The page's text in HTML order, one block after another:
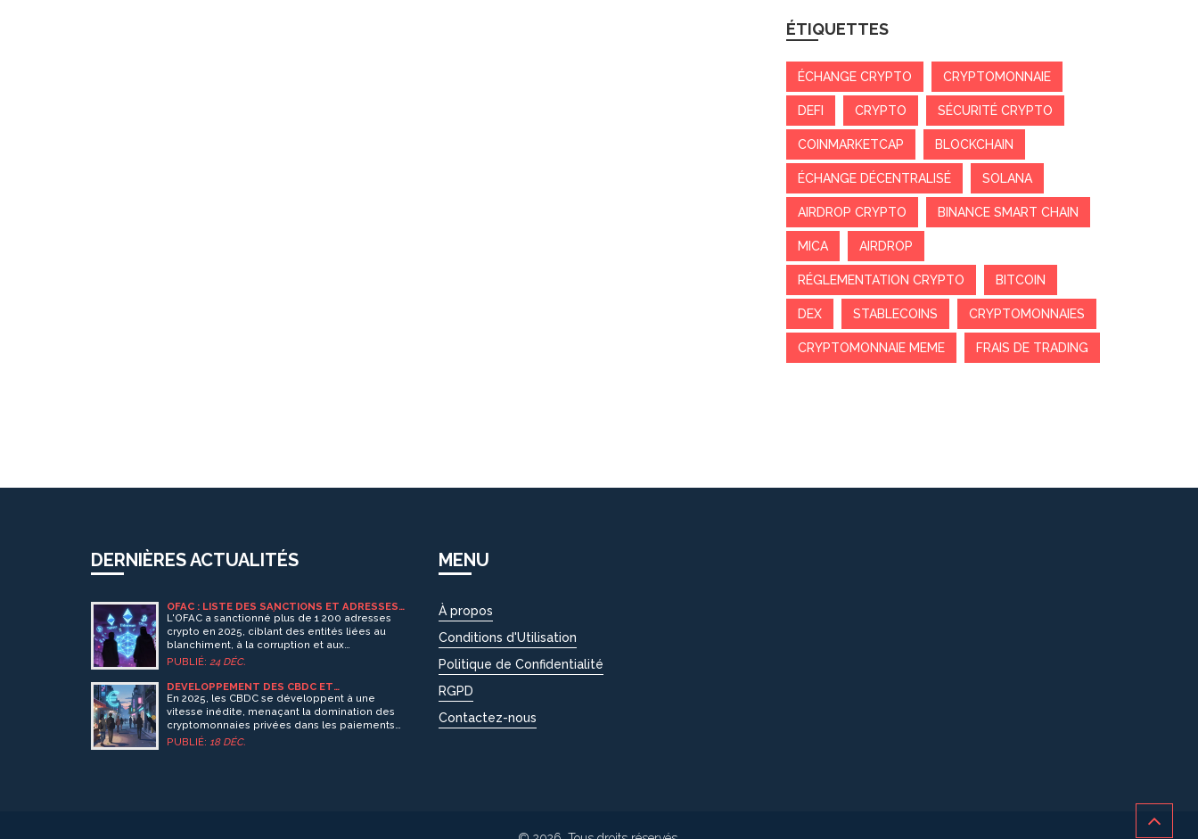
ÉTIQUETTES
ÉCHANGE CRYPTO CRYPTOMONNAIE
DEFI CRYPTO SÉCURITÉ CRYPTO
COINMARKETCAP BLOCKCHAIN
ÉCHANGE DÉCENTRALISÉ SOLANA
AIRDROP CRYPTO BINANCE SMART CHAIN
MICA AIRDROP
RÉGLEMENTATION CRYPTO BITCOIN
DEX STABLECOINS CRYPTOMONNAIES
CRYPTOMONNAIE MEME FRAIS DE TRADING
DERNIÈRES ACTUALITÉS
OFAC : LISTE DES SANCTIONS ET ADRESSES
CRYPTO DES ENTITÉS INTERDITES
L'OFAC a sanctionné plus de 1 200 adresses
crypto en 2025, ciblant des entités liées au
blanchiment, à la corruption et aux
cyberattaques. Découvrez comment les
maintenant sous surveillance.
PUBLIÉ: 24 DÉC.
DÉVELOPPEMENT DES CBDC ET
CONCURRENCE AVEC LES CRYPTOMONNAIES
PRIVÉES
En 2025, les CBDC se développent à une
vitesse inédite, menaçant la domination des
cryptomonnaies privées dans les paiements
officiels et transfrontaliers. Mais elles ne les
PUBLIÉ: 18 DÉC.
MENU
À propos
Conditions d'Utilisation
Politique de Confidentialité
RGPD
Contactez-nous